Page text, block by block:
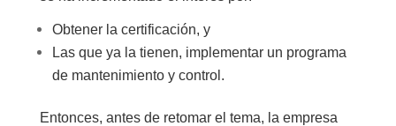
Obtener la certificación, y
Las que ya la tienen, implementar un programa
de mantenimiento y control.
Entonces, antes de retomar el tema, la empresa